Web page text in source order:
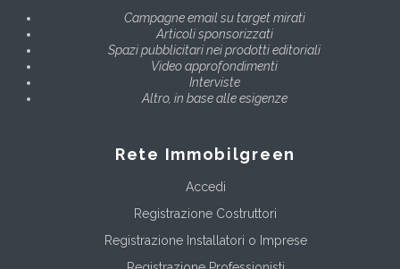
Campagne email su target mirati
Articoli sponsorizzati
Spazi pubblicitari nei prodotti editoriali
Video approfondimenti
Interviste
Altro, in base alle esigenze
Rete Immobilgreen
Accedi
Registrazione Costruttori
Registrazione Installatori o Imprese